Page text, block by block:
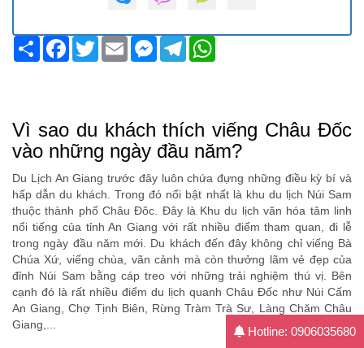
Hotline: 0906035680
Share Facebook
TwitterEmail Messenger
Telegram
Vì sao du khách thích viếng Châu Đốc
vào những ngày đầu năm?
Du Lịch An Giang trước đây luôn chứa đựng những điều kỳ bí và
hấp dẫn du khách. Trong đó nổi bật nhất là khu du lịch Núi Sam
thuộc thành phố Châu Đôc. Đây là Khu du lịch văn hóa tâm linh
nổi tiếng của tỉnh An Giang với rất nhiều điểm tham quan, đi lễ
trong ngày đầu năm mới. Du khách đến đây không chỉ viếng Bà
Chúa Xứ, viếng chùa, vãn cảnh mà còn thưởng lãm vẻ đẹp của
đỉnh Núi Sam bằng cáp treo với những trải nghiệm thú vị. Bên
cạnh đó là rất nhiều điểm du lịch quanh Châu Đốc như Núi Cấm
An Giang, Chợ Tịnh Biên, Rừng Tràm Trà Sư, Làng Chăm Châu
Giang,...